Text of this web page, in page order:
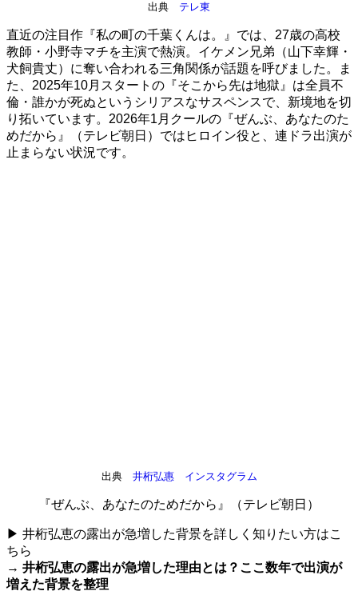
出典 テレ東
直近の注目作『私の町の千葉くんは。』では、27歳の高校
教師・小野寺マチを主演で熱演。イケメン兄弟（山下幸輝・
犬飼貴丈）に奪い合われる三角関係が話題を呼びました。ま
た、2025年10月スタートの『そこから先は地獄』は全員不
倫・誰かが死ぬというシリアスなサスペンスで、新境地を切
り拓いています。2026年1月クールの『ぜんぶ、あなたのた
めだから』（テレビ朝日）ではヒロイン役と、連ドラ出演が
止まらない状況です。
出典 井桁弘惠 インスタグラム
『ぜんぶ、あなたのためだから』（テレビ朝日）
▶ 井桁弘恵の露出が急増した背景を詳しく知りたい方はこ
ちら
→ 井桁弘恵の露出が急増した理由とは？ここ数年で出演が
増えた背景を整理